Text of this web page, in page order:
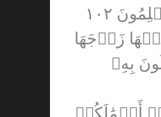
١٠٢
زَوۡجَهَا
بِهِۦ